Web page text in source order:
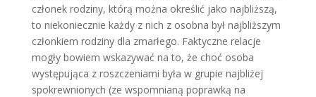
członek rodziny, którą można określić jako najbliższą,
to niekoniecznie każdy z nich z osobna był najbliższym
członkiem rodziny dla zmarłego. Faktyczne relacje
mogły bowiem wskazywać na to, że choć osoba
występująca z roszczeniami była w grupie najbliżej
spokrewnionych (ze wspomnianą poprawką na